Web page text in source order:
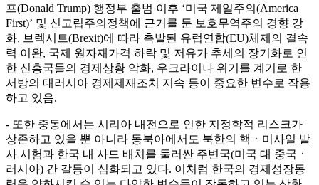
프(Donald Trump) 행정부 출범 이후 ‘미국 제일주의(America
First)’ 및 신고립주의정책에 근거를 둔 보호무역주의 경향 강
화, 브렉시트(Brexit)에 따라 촉발된 유럽연합(EU)체제의 결속
력 이완, 국제 원자재가격 하락 및 저유가 추세의 장기화로 인
한 신흥국들의 경제상황 악화, 우크라이나 위기를 계기로 한
서방의 대러시아 경제제재조치 지속 등이 중요한 변수로 작용
하고 있음.
- 또한 중동에서는 시리아 내전으로 인한 지정학적 리스크가
상존하고 있을 뿐 아니라 동북아에서도 북한의 핵ㆍ미사일 발
사 시험과 한국 내 사드 배치를 둘러싼 주변국(미국 대 중국ㆍ
러시아) 간 갈등이 심화되고 있다. 이처럼 한국의 경제성장동